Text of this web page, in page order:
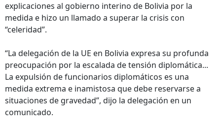
explicaciones al gobierno interino de Bolivia por la
medida e hizo un llamado a superar la crisis con
“celeridad”.
“La delegación de la UE en Bolivia expresa su profunda
preocupación por la escalada de tensión diplomática...
La expulsión de funcionarios diplomáticos es una
medida extrema e inamistosa que debe reservarse a
situaciones de gravedad”, dijo la delegación en un
comunicado.